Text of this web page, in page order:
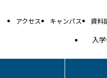
アクセス キャンパス 資料
入